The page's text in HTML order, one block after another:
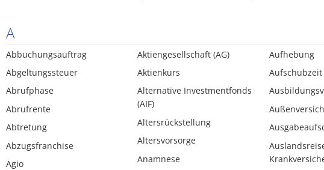
A
Abbuchungsauftrag
Abgeltungssteuer
Abrufphase
Abrufrente
Abtretung
Abzugsfranchise
Agio
Aktiengesellschaft (AG)
Aktienkurs
Alternative Investmentfonds
(AIF)
Altersrückstellung
Altersvorsorge
Anamnese
Aufhebung
Aufschubzeit